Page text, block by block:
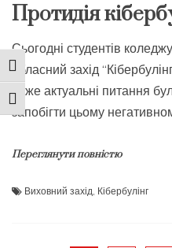
Toggle High Contrast
Toggle Font size
Протидія
Сьогодні студентів
обласний захід
дуже актуальні питання
запобігти цьому
Переглянути повністю
Виховний захід Кібербулінг